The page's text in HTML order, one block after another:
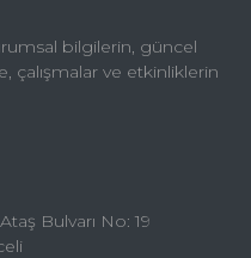
bilgilerin, güncel
çalışmalar ve etkinliklerin
Bulvarı No: 19